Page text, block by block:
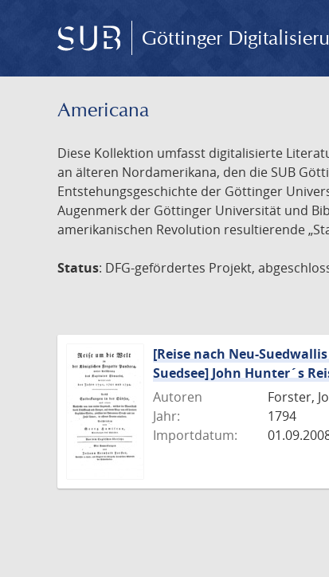
Göttinger
Americana
Diese Kollektion umfasst digitalisierte
an älteren Nordamerikana, den die SUB
Entstehungsgeschichte der Göttinger
Augenmerk der Göttinger Universität und
amerikanischen Revolution resultierende
Status: DFG-gefördertes Projekt,
[Reise nach Neu-
Suedsee] John Hunter´s
Autoren
Forster,
Jahr:
1794
Importdatum: